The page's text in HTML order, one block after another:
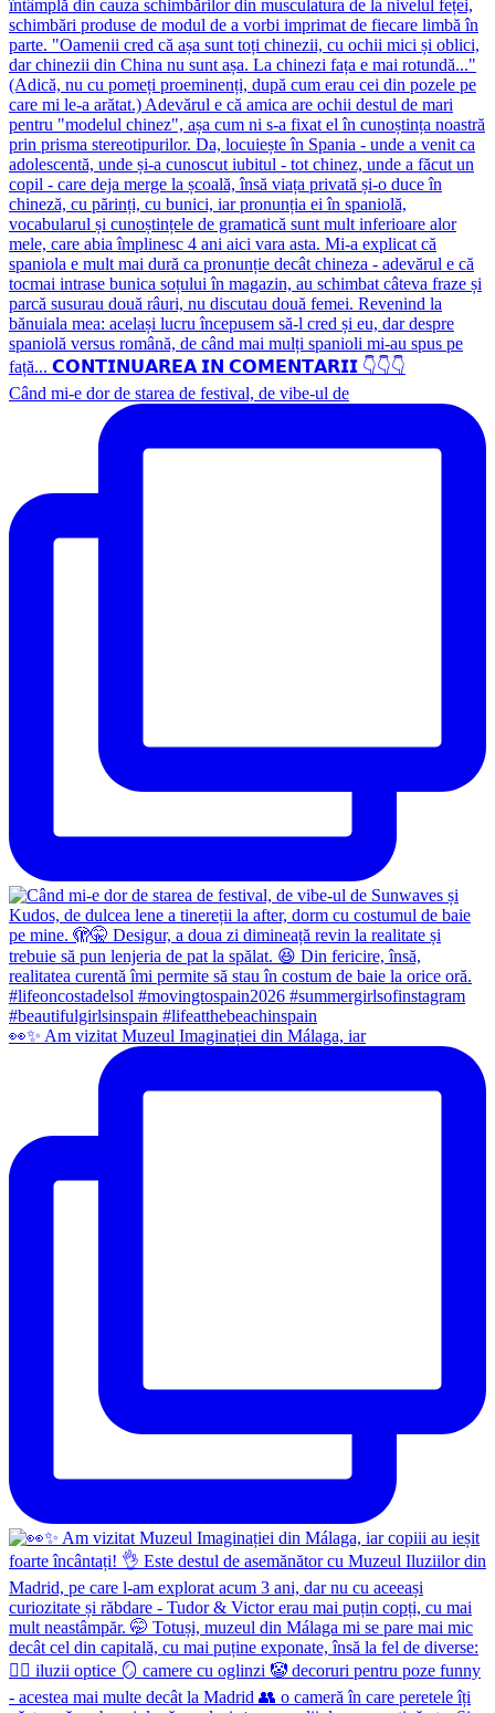
Când mi-e dor de starea de festival, de vibe-ul de
👀✨️ Am vizitat Muzeul Imaginației din Málaga, iar